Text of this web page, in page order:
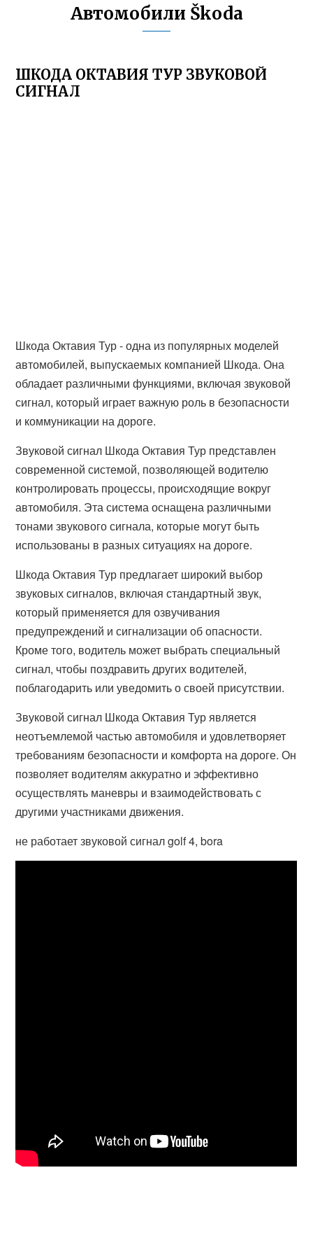
Автомобили Škoda
ШКОДА ОКТАВИЯ ТУР ЗВУКОВОЙ
СИГНАЛ
Шкода Октавия Тур - одна из популярных моделей
автомобилей, выпускаемых компанией Шкода. Она
обладает различными функциями, включая звуковой
сигнал, который играет важную роль в безопасности
и коммуникации на дороге.
Звуковой сигнал Шкода Октавия Тур представлен
современной системой, позволяющей водителю
контролировать процессы, происходящие вокруг
автомобиля. Эта система оснащена различными
тонами звукового сигнала, которые могут быть
использованы в разных ситуациях на дороге.
Шкода Октавия Тур предлагает широкий выбор
звуковых сигналов, включая стандартный звук,
который применяется для озвучивания
предупреждений и сигнализации об опасности.
Кроме того, водитель может выбрать специальный
сигнал, чтобы поздравить других водителей,
поблагодарить или уведомить о своей присутствии.
Звуковой сигнал Шкода Октавия Тур является
неотъемлемой частью автомобиля и удовлетворяет
требованиям безопасности и комфорта на дороге. Он
позволяет водителям аккуратно и эффективно
осуществлять маневры и взаимодействовать с
другими участниками движения.
не работает звуковой сигнал golf 4, bora